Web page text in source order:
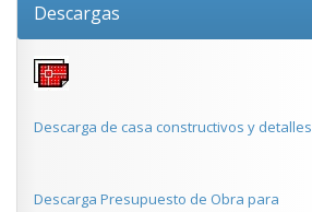
Descargas
Descarga de casa constructivos y detalles
Descarga Presupuesto de Obra para